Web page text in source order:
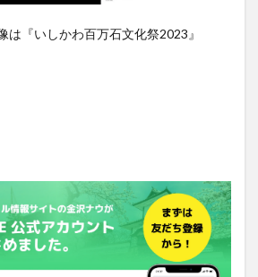
は『いしかわ百万石文化祭2023』